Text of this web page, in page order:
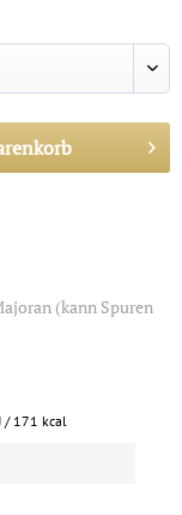
(kann Spuren
/ 171 kcal